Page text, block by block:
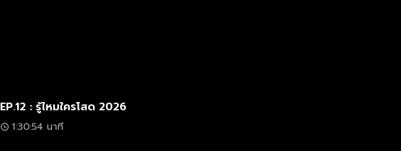
EP.12 : รู้ไหมใครโสด 2026
1:30:54 นาที